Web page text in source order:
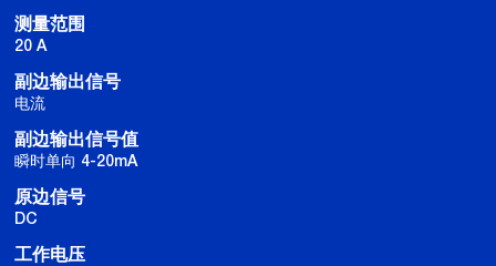
测量范围
20 A
副边输出信号
电流
副边输出信号值
瞬时单向 4-20mA
原边信号
DC
工作电压